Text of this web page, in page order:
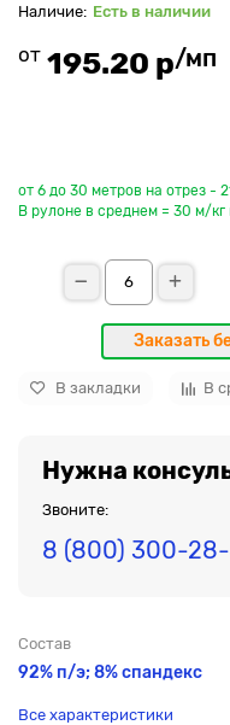
Есть в наличии
от 195.20 р/мп
от 6 до 30 метров на отрез -
В рулоне в среднем = 30 м/
Заказать
В закладки В
Нужна
Звоните:
8 (800) 300-
Состав
92% п/э; 8% спандекс
Все характеристики